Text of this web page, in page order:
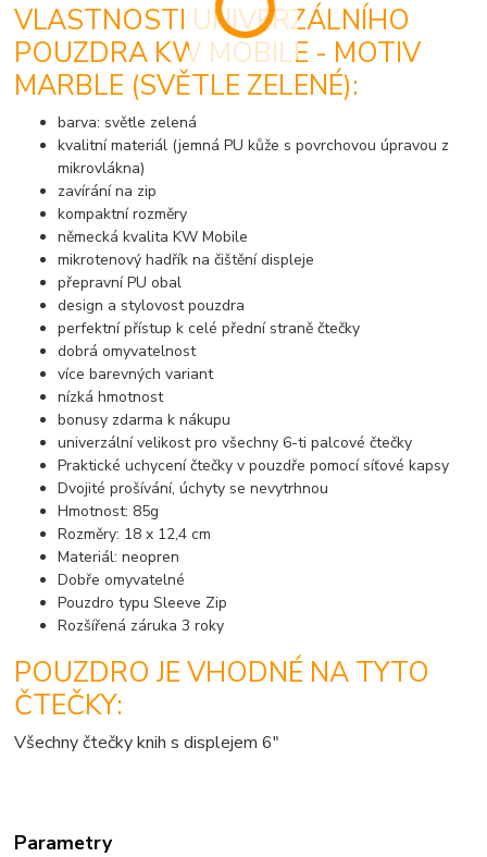
VLASTNOSTI UNIVERZÁLNÍHO
POUZDRA KW MOBILE - MOTIV
MARBLE (SVĚTLE ZELENÉ):
barva: světle zelená
kvalitní materiál (jemná PU kůže s povrchovou úpravou z
mikrovlákna)
zavírání na zip
kompaktní rozměry
německá kvalita KW Mobile
mikrotenový hadřík na čištění displeje
přepravní PU obal
design a stylovost pouzdra
perfektní přístup k celé přední straně čtečky
dobrá omyvatelnost
více barevných variant
nízká hmotnost
bonusy zdarma k nákupu
univerzální velikost pro všechny 6-ti palcové čtečky
Praktické uchycení čtečky v pouzdře pomocí síťové kapsy
Dvojité prošívání, úchyty se nevytrhnou
Hmotnost: 85g
Rozměry: 18 x 12,4 cm
Materiál: neopren
Dobře omyvatelné
Pouzdro typu Sleeve Zip
Rozšířená záruka 3 roky
POUZDRO JE VHODNÉ NA TYTO
ČTEČKY:
Všechny čtečky knih s displejem 6"
Parametry